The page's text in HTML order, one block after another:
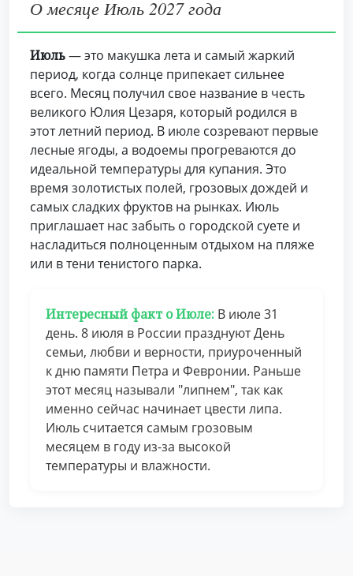
О месяце Июль 2027 года
Июль— это макушка лета и самый жаркий
период, когда солнце припекает сильнее
всего. Месяц получил свое название в честь
великого Юлия Цезаря, который родился в
этот летний период. В июле созревают первые
лесные ягоды, а водоемы прогреваются до
идеальной температуры для купания. Это
время золотистых полей, грозовых дождей и
самых сладких фруктов на рынках. Июль
приглашает нас забыть о городской суете и
насладиться полноценным отдыхом на пляже
или в тени тенистого парка.
Интересный факт о Июле: В июле 31
день. 8 июля в России празднуют День
семьи, любви и верности, приуроченный
к дню памяти Петра и Февронии. Раньше
этот месяц называли "липнем", так как
именно сейчас начинает цвести липа.
Июль считается самым грозовым
месяцем в году из-за высокой
температуры и влажности.